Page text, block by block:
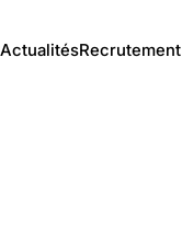
ActualitésRecrutement